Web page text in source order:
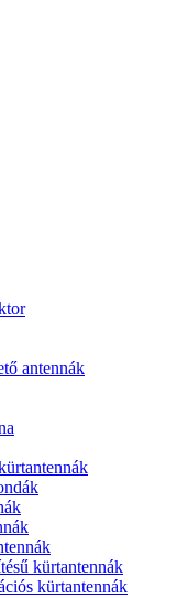
antennák
kürtantennák
kürtantennák